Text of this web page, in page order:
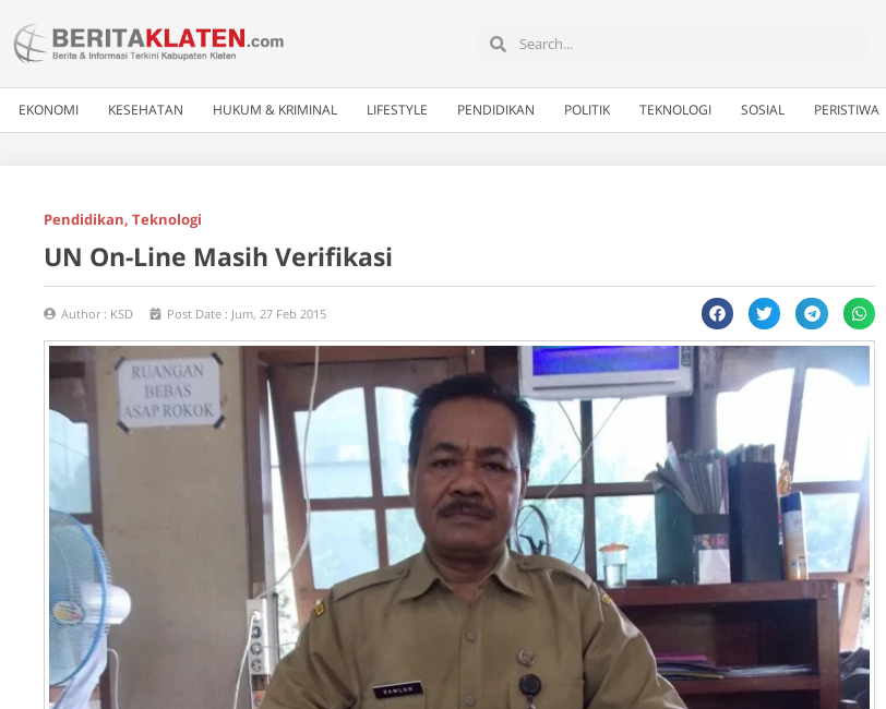
EKONOMI KESEHATAN HUKUM & KRIMINAL LIFESTYLE PENDIDIKAN POLITIK TEKNOLOGI SOSIAL PERISTIWA
Pendidikan, Teknologi
UN On-Line Masih Verifikasi
Author : KSD Post Date : Jum, 27 Feb 2015